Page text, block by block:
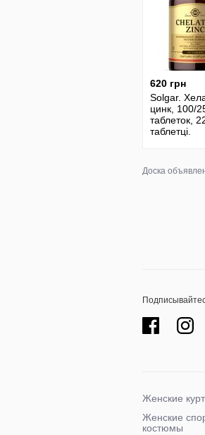
620 грн
Solgar.
цинк, 100/
таблеток,
таблетці.
Доска
Женские
Женские
костюмы